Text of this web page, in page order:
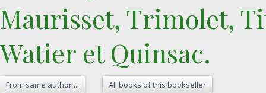
Maurisset, Trimolet,
Watier et Quinsac.‎
From same author ... All books of this bookseller